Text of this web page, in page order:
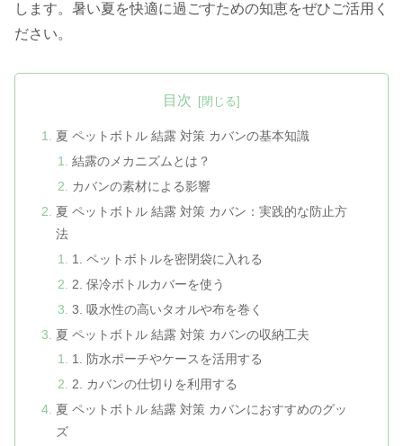
します。暑い夏を快適に過ごすための知恵をぜひご活用く
ださい。
目次
夏 ペットボトル 結露 対策 カバンの基本知識
結露のメカニズムとは？
カバンの素材による影響
夏 ペットボトル 結露 対策 カバン：実践的な防止方
法
1. ペットボトルを密閉袋に入れる
2. 保冷ボトルカバーを使う
3. 吸水性の高いタオルや布を巻く
夏 ペットボトル 結露 対策 カバンの収納工夫
1. 防水ポーチやケースを活用する
2. カバンの仕切りを利用する
夏 ペットボトル 結露 対策 カバンにおすすめのグッ
ズ